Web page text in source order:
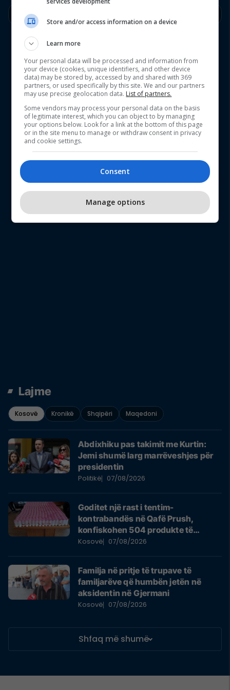
E Dielë
Lajme
Kosovë Kronikë Shqipëri Maqedoni
Abdixhiku pas takimit me Kurtin:
Jemi shumë larg marrëveshjes për
presidentin
Politikë 07/08/2026
Goditet një rast i tentim-
kontrabandës në Qafë Prush,
konfiskohen 504 produkte të
padeklaruara
Kosovë 07/08/2026
​Familja në pritje të trupave të
familjarëve që humbën jetën në
aksidentin në Gjermani
Kosovë 07/08/2026
Shfaq më shumë
Store and/or access information on a device
Learn more
Your personal data will be processed and information from
your device (cookies, unique identifiers, and other device
data) may be stored by, accessed by and shared with 369
partners, or used specifically by this site. We and our partners
may use precise geolocation data. List of partners.
Some vendors may process your personal data on the basis
of legitimate interest, which you can object to by managing
your options below. Look for a link at the bottom of this page
or in the site menu to manage or withdraw consent in privacy
and cookie settings.
Consent
Manage options